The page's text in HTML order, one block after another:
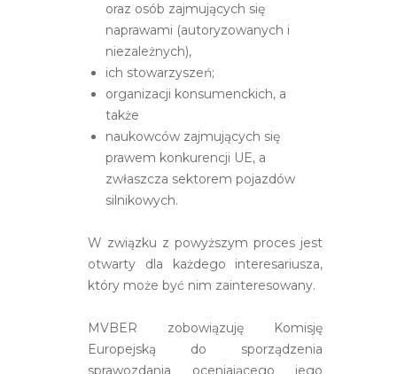
oraz osób zajmujących się
naprawami (autoryzowanych i
niezależnych),
ich stowarzyszeń;
organizacji konsumenckich, a
także
naukowców zajmujących się
prawem konkurencji UE, a
zwłaszcza sektorem pojazdów
silnikowych.
W związku z powyższym proces jest
otwarty dla każdego interesariusza,
który może być nim zainteresowany.
MVBER zobowiązuję Komisję
Europejską do sporządzenia